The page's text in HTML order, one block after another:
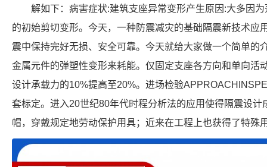
解如下：病害症状:建筑支座异常变形产生原因:大多因
的初始剪切变形。今天，一种防震减灾的基础隔震新技术应
震中保持完好无损、安全可靠。今天就给大家做一个简单的
金属元件的弹塑性变形来耗能。仅固定支座各方向和单向活
设计承载力的10%提高至20%。进场检验
套标定。进入20世纪80年代时程分析法的应用使得隔震设
帽，穿戴规定地劳动保护用具；近来在工程上也获得了特殊